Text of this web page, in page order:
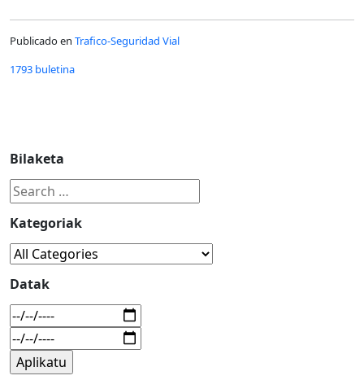
Publicado en Trafico-Seguridad Vial
1793 buletina
Bilaketa
Kategoriak
Datak